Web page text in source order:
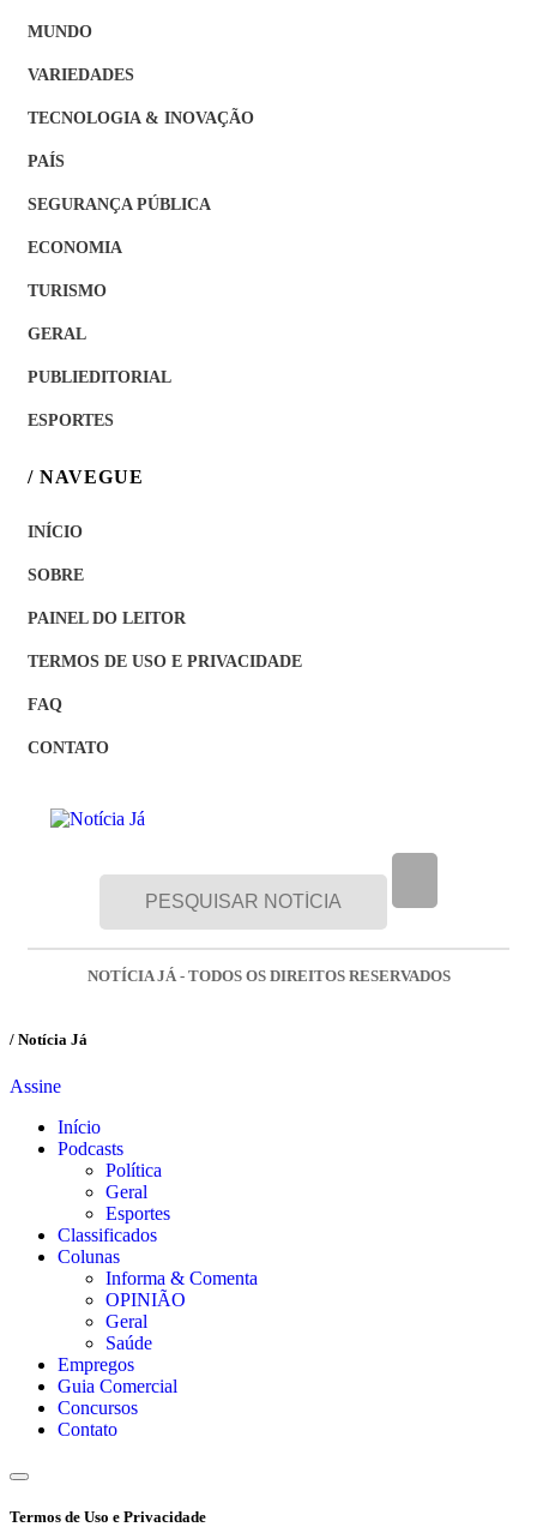
MUNDO
VARIEDADES
TECNOLOGIA & INOVAÇÃO
PAÍS
SEGURANÇA PÚBLICA
ECONOMIA
TURISMO
GERAL
PUBLIEDITORIAL
ESPORTES
/ NAVEGUE
INÍCIO
SOBRE
PAINEL DO LEITOR
TERMOS DE USO E PRIVACIDADE
FAQ
CONTATO
NOTÍCIA JÁ - TODOS OS DIREITOS RESERVADOS
/ Notícia Já
Assine
Início
Podcasts
Política
Geral
Esportes
Classificados
Colunas
Informa & Comenta
OPINIÃO
Geral
Saúde
Empregos
Guia Comercial
Concursos
Contato
Termos de Uso e Privacidade